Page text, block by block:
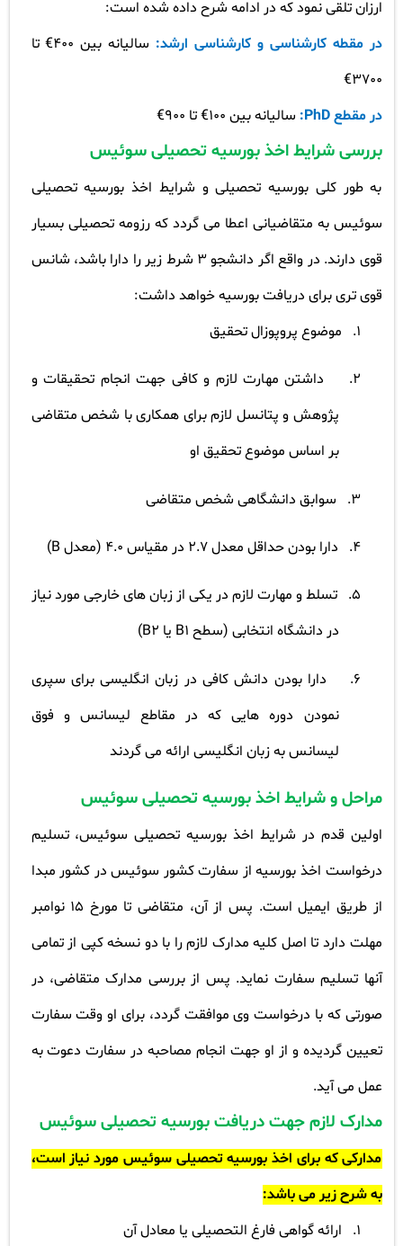
ارزان تلقی نمود که در ادامه شرح داده شده است:
در مقطه کارشناسی و کارشناسی ارشد:
سالیانه بین 400€ تا
3700€
در مقطع PhD: سالیانه بین 100€ تا 900€
بررسی شرایط اخذ بورسیه تحصیلی سوئیس
به طور کلی بورسیه تحصیلی و شرایط اخذ بورسیه تحصیلی
سوئیس به متقاضیانی اعطا می گردد که رزومه تحصیلی بسیار
قوی دارند. در واقع اگر دانشجو 3 شرط زیر را دارا باشد، شانس
قوی تری برای دریافت بورسیه خواهد داشت:
1.
موضوع پروپوزال تحقیق
2.
داشتن مهارت لازم و کافی جهت انجام تحقیقات و
پژوهش و پتانسل لازم برای همکاری با شخص متقاضی
بر اساس موضوع تحقیق او
3. سوابق دانشگاهی شخص متقاضی
4. دارا بودن حداقل معدل 2.7 در مقیاس 4.0 (معدل
5.
تسلط و مهارت لازم در یکی از زبان های خارجی مورد نیاز
در دانشگاه انتخابی (سطح
یا
6.
دارا بودن دانش کافی در زبان انگلیسی برای سپری
نمودن دوره هایی که در مقاطع لیسانس و فوق
لیسانس به زبان انگلیسی ارائه می گردند
مراحل و شرایط اخذ بورسیه تحصیلی سوئیس
اولین قدم در شرایط اخذ بورسیه تحصیلی سوئیس، تسلیم
درخواست اخذ بورسیه از سفارت کشور سوئیس در کشور مبدا
از طریق ایمیل است. پس از آن، متقاضی تا مورخ 15 نوامبر
مهلت دارد تا اصل کلیه مدارک لازم را با دو نسخه کپی از تمامی
آنها تسلیم سفارت نماید. پس از بررسی مدارک متقاضی، در
صورتی که با درخواست وی موافقت گردد، برای او وقت سفارت
تعیین گردیده و از او جهت انجام مصاحبه در سفارت دعوت به
عمل می آید.
مدارک لازم جهت دریافت ‌بورسیه تحصیلی سوئیس
مدارکی که برای اخذ بورسیه تحصیلی سوئیس مورد نیاز است،‌
به شرح زیر می باشد:
1.
ارائه گواهی فارغ التحصیلی یا معادل آن